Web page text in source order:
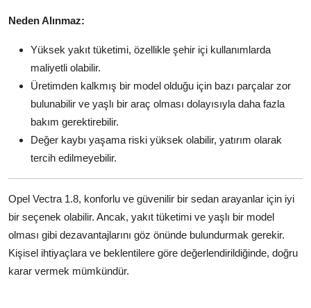
Neden Alınmaz:
Yüksek yakıt tüketimi, özellikle şehir içi kullanımlarda
maliyetli olabilir.
Üretimden kalkmış bir model olduğu için bazı parçalar zor
bulunabilir ve yaşlı bir araç olması dolayısıyla daha fazla
bakım gerektirebilir.
Değer kaybı yaşama riski yüksek olabilir, yatırım olarak
tercih edilmeyebilir.
Opel Vectra 1.8, konforlu ve güvenilir bir sedan arayanlar için iyi
bir seçenek olabilir. Ancak, yakıt tüketimi ve yaşlı bir model
olması gibi dezavantajlarını göz önünde bulundurmak gerekir.
Kişisel ihtiyaçlara ve beklentilere göre değerlendirildiğinde, doğru
karar vermek mümkündür.